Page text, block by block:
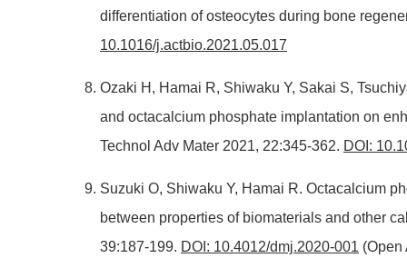
differentiation of osteocytes during bone
10.1016/j.actbio.2021.05.017
Ozaki H, Hamai R, Shiwaku Y, Sakai S,
and octacalcium phosphate implantation on
Technol Adv Mater 2021, 22:345-362. DOI:
Suzuki O, Shiwaku Y, Hamai R. Octacalcium
between properties of biomaterials and other
39:187-199. DOI: 10.4012/dmj.2020-001 (Open